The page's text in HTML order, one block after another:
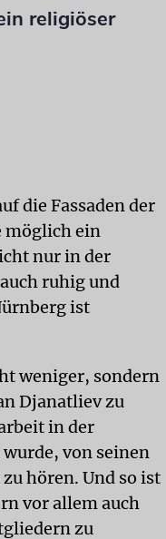
religiöser
die Fassaden der
möglich ein
nur in der
ruhig und
ist
weniger, sondern
Djanatliev zu
in der
von seinen
hören. Und so ist
vor allem auch
zu